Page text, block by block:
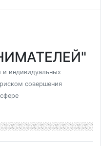
и индивидуальных
совершения